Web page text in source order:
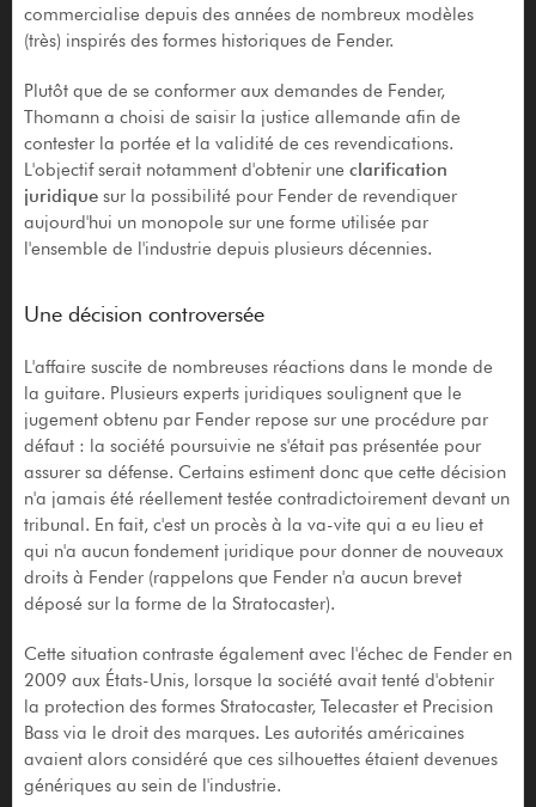
commercialise depuis des années de nombreux modèles
(très) inspirés des formes historiques de Fender.
Plutôt que de se conformer aux demandes de Fender,
Thomann a choisi de saisir la justice allemande afin de
contester la portée et la validité de ces revendications.
L'objectif serait notamment d'obtenir une clarification
juridiquesur la possibilité pour Fender de revendiquer
aujourd'hui un monopole sur une forme utilisée par
l'ensemble de l'industrie depuis plusieurs décennies.
Une décision controversée
L'affaire suscite de nombreuses réactions dans le monde de
la guitare. Plusieurs experts juridiques soulignent que le
jugement obtenu par Fender repose sur une procédure par
défaut : la société poursuivie ne s'était pas présentée pour
assurer sa défense. Certains estiment donc que cette décision
n'a jamais été réellement testée contradictoirement devant un
tribunal. En fait, c'est un procès à la va-vite qui a eu lieu et
qui n'a aucun fondement juridique pour donner de nouveaux
droits à Fender (rappelons que Fender n'a aucun brevet
déposé sur la forme de la Stratocaster).
Cette situation contraste également avec l'échec de Fender en
2009 aux États-Unis, lorsque la société avait tenté d'obtenir
la protection des formes Stratocaster, Telecaster et Precision
Bass via le droit des marques. Les autorités américaines
avaient alors considéré que ces silhouettes étaient devenues
génériques au sein de l'industrie.